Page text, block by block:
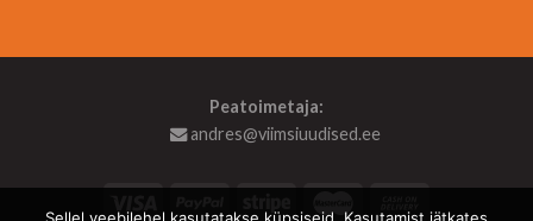
Peatoimetaja:
andres@viimsiuudised.ee
Sellel veebilehel kasutatakse küpsiseid. Kasutamist jätkates